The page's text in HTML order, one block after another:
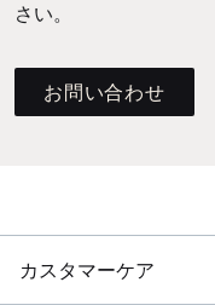
さい。
お問い合わせ
カスタマーケア